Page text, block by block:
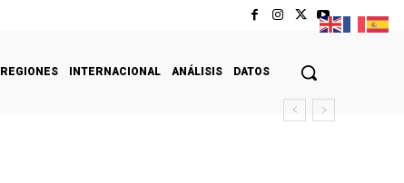
REGIONES INTERNACIONAL ANÁLISIS DATOS